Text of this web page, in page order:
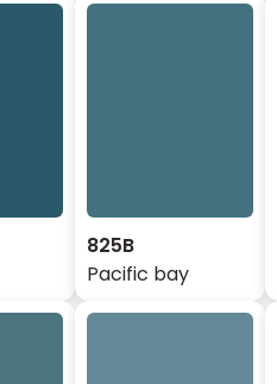
825B
Pacific bay